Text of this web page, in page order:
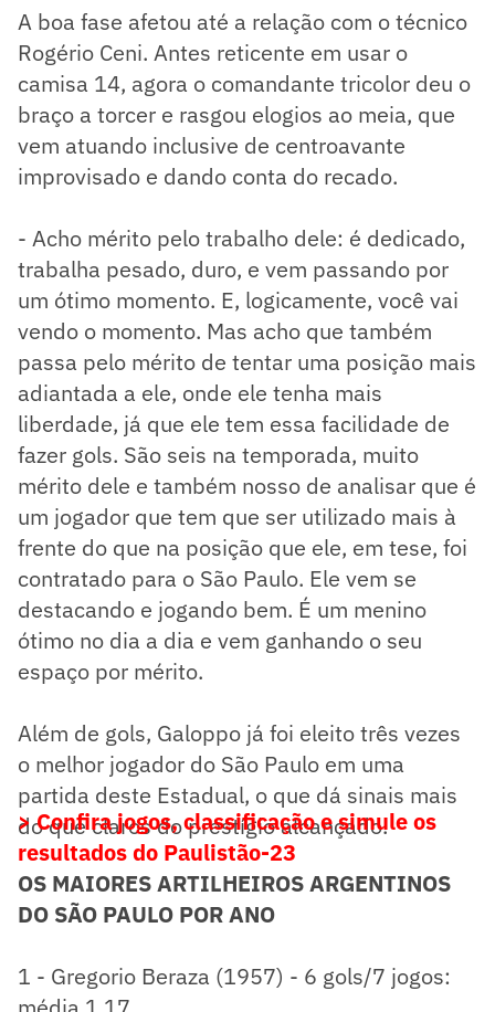
A boa fase afetou até a relação com o técnico
Rogério Ceni. Antes reticente em usar o
camisa 14, agora o comandante tricolor deu o
braço a torcer e rasgou elogios ao meia, que
vem atuando inclusive de centroavante
improvisado e dando conta do recado.
- Acho mérito pelo trabalho dele: é dedicado,
trabalha pesado, duro, e vem passando por
um ótimo momento. E, logicamente, você vai
vendo o momento. Mas acho que também
passa pelo mérito de tentar uma posição mais
adiantada a ele, onde ele tenha mais
liberdade, já que ele tem essa facilidade de
fazer gols. São seis na temporada, muito
mérito dele e também nosso de analisar que é
um jogador que tem que ser utilizado mais à
frente do que na posição que ele, em tese, foi
contratado para o São Paulo. Ele vem se
destacando e jogando bem. É um menino
ótimo no dia a dia e vem ganhando o seu
espaço por mérito.
Além de gols, Galoppo já foi eleito três vezes
o melhor jogador do São Paulo em uma
partida deste Estadual, o que dá sinais mais
do que claros do prestígio alcançado.
> Confira jogos, classificação e simule os
resultados do Paulistão-23
OS MAIORES ARTILHEIROS ARGENTINOS
DO SÃO PAULO POR ANO
1 - Gregorio Beraza (1957) - 6 gols/7 jogos: